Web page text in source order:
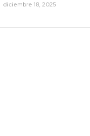
diciembre 18, 2025